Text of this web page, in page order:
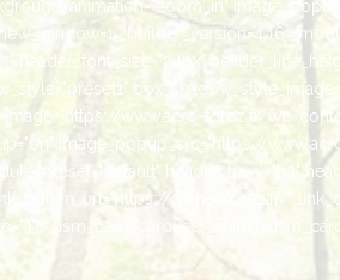
_builder_version=4.16
header_font_size="24px"
image="https://www.acro-forez.fr/wp-
image_popup_src="https://
header_level="h3"
gameoforez.fr/"
dsm_card_carousel_child][/